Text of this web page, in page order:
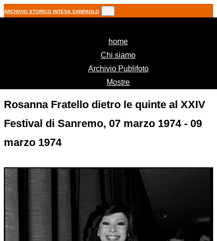
ARCHIVIO STORICO INTESA SANPAOLO
home(current)
Chi siamo
Archivio Publifoto
Mostre
Rosanna Fratello dietro le quinte al XXIV
Festival di Sanremo, 07 marzo 1974 - 09
marzo 1974